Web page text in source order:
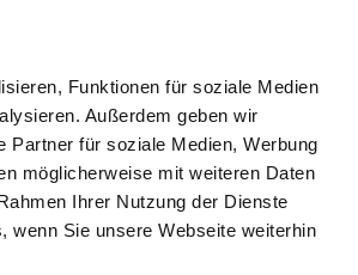
Funktionen für soziale Medien
Außerdem geben wir
Partner für soziale Medien, Werbung
möglicherweise mit weiteren Daten
Ihrer Nutzung der Dienste
wenn Sie unsere Webseite weiterhin
PROJEKTE UNTERNEHMEN